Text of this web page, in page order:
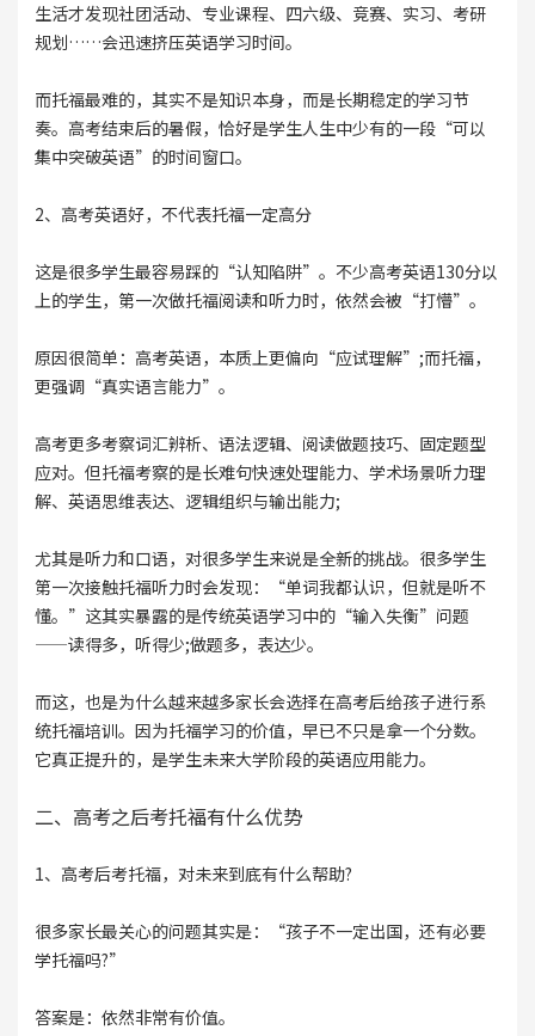
生活才发现社团活动、专业课程、四六级、竞赛、实习、考研
规划……会迅速挤压英语学习时间。
而托福最难的，其实不是知识本身，而是长期稳定的学习节
奏。高考结束后的暑假，恰好是学生人生中少有的一段“可以
集中突破英语”的时间窗口。
2、高考英语好，不代表托福一定高分
这是很多学生最容易踩的“认知陷阱”。不少高考英语130分以
上的学生，第一次做托福阅读和听力时，依然会被“打懵”。
原因很简单：高考英语，本质上更偏向“应试理解”;而托福，
更强调“真实语言能力”。
高考更多考察词汇辨析、语法逻辑、阅读做题技巧、固定题型
应对。但托福考察的是长难句快速处理能力、学术场景听力理
解、英语思维表达、逻辑组织与输出能力;
尤其是听力和口语，对很多学生来说是全新的挑战。很多学生
第一次接触托福听力时会发现：“单词我都认识，但就是听不
懂。”这其实暴露的是传统英语学习中的“输入失衡”问题
——读得多，听得少;做题多，表达少。
而这，也是为什么越来越多家长会选择在高考后给孩子进行系
统托福培训。因为托福学习的价值，早已不只是拿一个分数。
它真正提升的，是学生未来大学阶段的英语应用能力。
二、高考之后考托福有什么优势
1、高考后考托福，对未来到底有什么帮助?
很多家长最关心的问题其实是：“孩子不一定出国，还有必要
学托福吗?”
答案是：依然非常有价值。